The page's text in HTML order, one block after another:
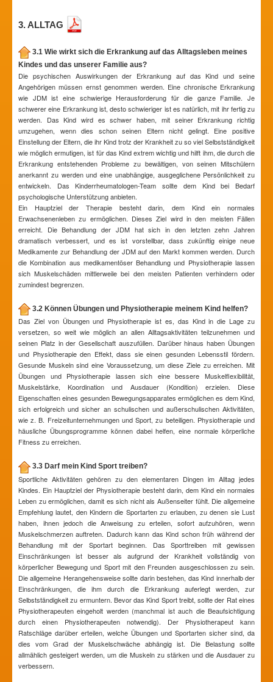
3. ALLTAG
3.1 Wie wirkt sich die Erkrankung auf das Alltagsleben meines
Kindes und das unserer Familie aus?
Die psychischen Auswirkungen der Erkrankung auf das Kind und seine
Angehörigen müssen ernst genommen werden. Eine chronische Erkrankung
wie JDM ist eine schwierige Herausforderung für die ganze Familie. Je
schwerer eine Erkrankung ist, desto schwieriger ist es natürlich, mit ihr fertig zu
werden. Das Kind wird es schwer haben, mit seiner Erkrankung richtig
umzugehen, wenn dies schon seinen Eltern nicht gelingt. Eine positive
Einstellung der Eltern, die ihr Kind trotz der Krankheit zu so viel Selbstständigkeit
wie möglich ermutigen, ist für das Kind extrem wichtig und hilft ihm, die durch die
Erkrankung entstehenden Probleme zu bewältigen, von seinen Mitschülern
anerkannt zu werden und eine unabhängige, ausgeglichene Persönlichkeit zu
entwickeln. Das Kinderrheumatologen-Team sollte dem Kind bei Bedarf
psychologische Unterstützung anbieten.
Ein Hauptziel der Therapie besteht darin, dem Kind ein normales
Erwachsenenleben zu ermöglichen. Dieses Ziel wird in den meisten Fällen
erreicht. Die Behandlung der JDM hat sich in den letzten zehn Jahren
dramatisch verbessert, und es ist vorstellbar, dass zukünftig einige neue
Medikamente zur Behandlung der JDM auf den Markt kommen werden. Durch
die Kombination aus medikamentöser Behandlung und Physiotherapie lassen
sich Muskelschäden mittlerweile bei den meisten Patienten verhindern oder
zumindest begrenzen.
3.2 Können Übungen und Physiotherapie meinem Kind helfen?
Das Ziel von Übungen und Physiotherapie ist es, das Kind in die Lage zu
versetzen, so weit wie möglich an allen Alltagsaktivitäten teilzunehmen und
seinen Platz in der Gesellschaft auszufüllen. Darüber hinaus haben Übungen
und Physiotherapie den Effekt, dass sie einen gesunden Lebensstil fördern.
Gesunde Muskeln sind eine Voraussetzung, um diese Ziele zu erreichen. Mit
Übungen und Physiotherapie lassen sich eine bessere Muskelflexibilität,
Muskelstärke, Koordination und Ausdauer (Kondition) erzielen. Diese
Eigenschaften eines gesunden Bewegungsapparates ermöglichen es dem Kind,
sich erfolgreich und sicher an schulischen und außerschulischen Aktivitäten,
wie z. B. Freizeitunternehmungen und Sport, zu beteiligen. Physiotherapie und
häusliche Übungsprogramme können dabei helfen, eine normale körperliche
Fitness zu erreichen.
3.3 Darf mein Kind Sport treiben?
Sportliche Aktivitäten gehören zu den elementaren Dingen im Alltag jedes
Kindes. Ein Hauptziel der Physiotherapie besteht darin, dem Kind ein normales
Leben zu ermöglichen, damit es sich nicht als Außenseiter fühlt. Die allgemeine
Empfehlung lautet, den Kindern die Sportarten zu erlauben, zu denen sie Lust
haben, ihnen jedoch die Anweisung zu erteilen, sofort aufzuhören, wenn
Muskelschmerzen auftreten. Dadurch kann das Kind schon früh während der
Behandlung mit der Sportart beginnen. Das Sporttreiben mit gewissen
Einschränkungen ist besser als aufgrund der Krankheit vollständig von
körperlicher Bewegung und Sport mit den Freunden ausgeschlossen zu sein.
Die allgemeine Herangehensweise sollte darin bestehen, das Kind innerhalb der
Einschränkungen, die ihm durch die Erkrankung auferlegt werden, zur
Selbstständigkeit zu ermuntern. Bevor das Kind Sport treibt, sollte der Rat eines
Physiotherapeuten eingeholt werden (manchmal ist auch die Beaufsichtigung
durch einen Physiotherapeuten notwendig). Der Physiotherapeut kann
Ratschläge darüber erteilen, welche Übungen und Sportarten sicher sind, da
dies vom Grad der Muskelschwäche abhängig ist. Die Belastung sollte
allmählich gesteigert werden, um die Muskeln zu stärken und die Ausdauer zu
verbessern.